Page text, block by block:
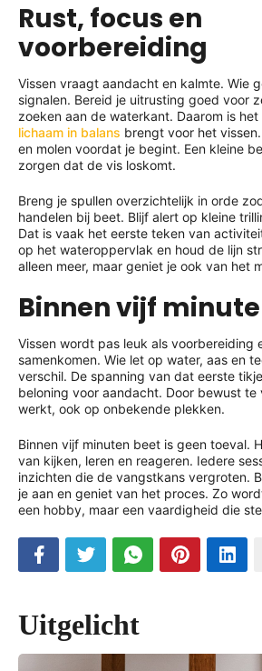
Rust, focus en
voorbereiding
Vissen vraagt aandacht en kalmte. Wie
signalen. Bereid je uitrusting goed voor
zoeken aan de waterkant. Daarom is
lichaam in balans brengt voor het
en molen voordat je begint. Een kleine
zorgen dat de vis loskomt.
Breng je spullen overzichtelijk in orde
handelen bij beet. Blijf alert op kleine
Dat is vaak het eerste teken van
op het wateroppervlak en houd de lijn
alleen meer, maar geniet je ook van het
Binnen vijf
Vissen wordt pas leuk als voorbereiding
samenkomen. Wie let op water, aas en
verschil. De spanning van dat eerste
beloning voor aandacht. Door bewust
werkt, ook op onbekende plekken.
Binnen vijf minuten beet is geen toeval.
van kijken, leren en reageren. Iedere
inzichten die de vangstkans vergroten.
je aan en geniet van het proces. Zo
een hobby, maar een vaardigheid die
Uitgelicht